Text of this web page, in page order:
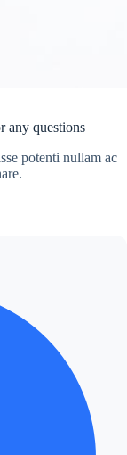
any questions
potenti nullam ac